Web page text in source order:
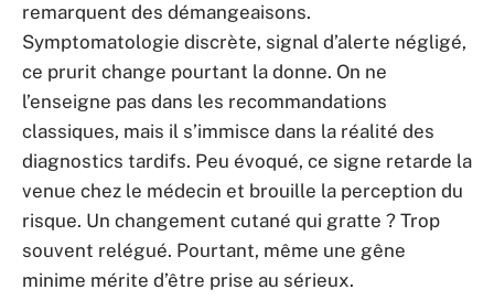
remarquent des démangeaisons.
Symptomatologie discrète, signal d’alerte négligé,
ce prurit change pourtant la donne. On ne
l’enseigne pas dans les recommandations
classiques, mais il s’immisce dans la réalité des
diagnostics tardifs. Peu évoqué, ce signe retarde la
venue chez le médecin et brouille la perception du
risque. Un changement cutané qui gratte ? Trop
souvent relégué. Pourtant, même une gêne
minime mérite d’être prise au sérieux.